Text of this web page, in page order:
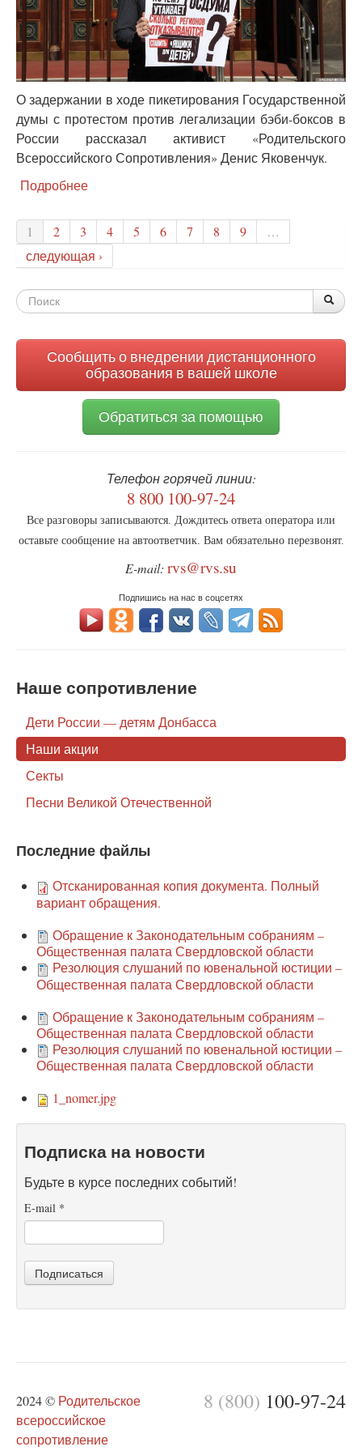
О задержании в ходе пикетирования Государственной
думы с протестом против легализации бэби-боксов в
России рассказал активист «Родительского
Всероссийского Сопротивления» Денис Яковенчук.
Подробнее
РВС
был
задержан
у
ходе
против
бэби-
боксов
1 2 3 4 5 6 7 8 9
…
следующая ›
Форма
Сообщить о внедрении дистанционного
образования в вашей школе
Обратиться за помощью
Телефон горячей линии:
8 800 100-97-24
Все разговоры записываются. Дождитесь ответа оператора или
оставьте сообщение на автоответчик. Вам обязательно перезвонят.
E-mail: rvs@rvs.su
Подпишись на нас в соцсетях
Наше сопротивление
Дети России — детям Донбасса
Наши акции
Секты
Песни Великой Отечественной
Последние файлы
Отсканированная копия документа. Полный
вариант обращения.
Обращение к Законодательным собраниям –
Общественная палата Свердловской области
Резолюция слушаний по ювенальной юстиции –
Общественная палата Свердловской области
Обращение к Законодательным собраниям –
Общественная палата Свердловской области
Резолюция слушаний по ювенальной юстиции –
Общественная палата Свердловской области
1_nomer.jpg
Подписка на новости
Будьте в курсе последних событий!
E-mail *
Подписаться
8 (800) 100-97-24
2024 © Родительское
всероссийское
сопротивление